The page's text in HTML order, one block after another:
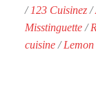
/ 123 Cuisinez/
Misstinguette /
cuisine/